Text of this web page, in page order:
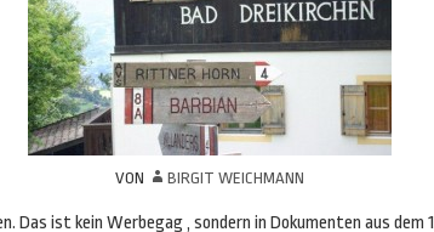
VON BIRGIT WEICHMANN
Das ist kein Werbegag , sondern in Dokumenten aus dem